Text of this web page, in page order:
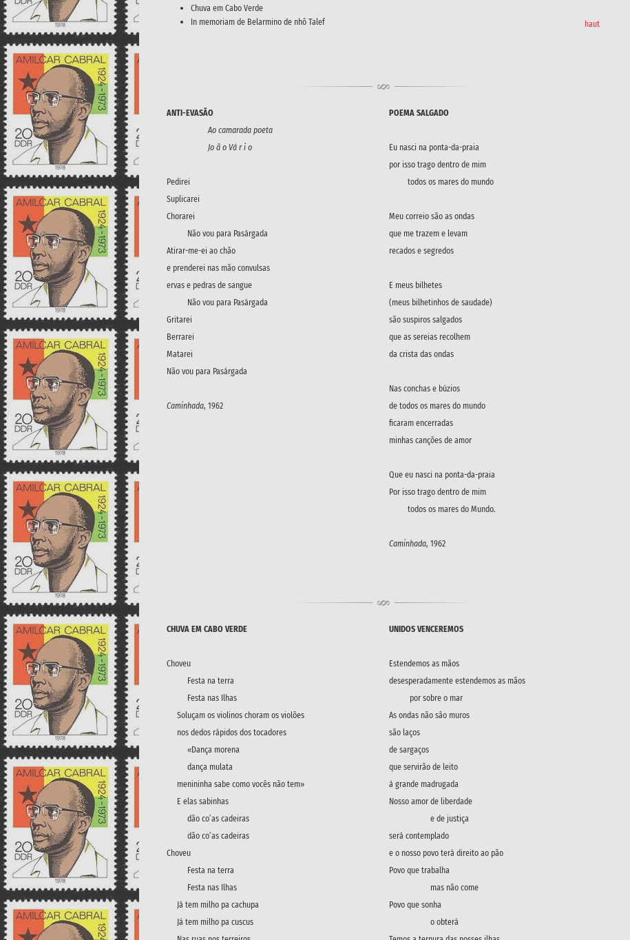
Chuva em Cabo Verde
In memoriam de Belarmino de nhô Talef
haut
ANTI-EVASÃO
Ao camarada poeta
Jo ã o Vá r i o
Pedirei
Suplicarei
Chorarei
Não vou para Pasárgada
Atirar-me-ei ao chão
e prenderei nas mão convulsas
ervas e pedras de sangue
Não vou para Pasárgada
Gritarei
Berrarei
Matarei
Não vou para Pasárgada
Caminhada, 1962
POEMA SALGADO
Eu nasci na ponta-da-praia
por isso trago dentro de mim
todos os mares do mundo
Meu correio são as ondas
que me trazem e levam
recados e segredos
E meus bilhetes
(meus bilhetinhos de saudade)
são suspiros salgados
que as sereias recolhem
da crista das ondas
Nas conchas e búzios
de todos os mares do mundo
ficaram encerradas
minhas canções de amor
Que eu nasci na ponta-da-praia
Por isso trago dentro de mim
todos os mares do Mundo.
Caminhada, 1962
CHUVA EM CABO VERDE
Choveu
Festa na terra
Festa nas Ilhas
Soluçam os violinos choram os violões
nos dedos rápidos dos tocadores
«Dança morena
dança mulata
menininha sabe como vocês não tem»
E elas sabinhas
dão co’as cadeiras
dão co’as cadeiras
Choveu
Festa na terra
Festa nas Ilhas
Já tem milho pa cachupa
Já tem milho pa cuscus
UNIDOS VENCEREMOS
Estendemos as mãos
desesperadamente estendemos as mãos
por sobre o mar
As ondas não sâo muros
são laços
de sargaços
que servirão de leito
à grande madrugada
Nosso amor de liberdade
e de justiça
será contemplado
e o nosso povo terá direito ao pão
Povo que trabalha
mas não come
Povo que sonha
o obterá